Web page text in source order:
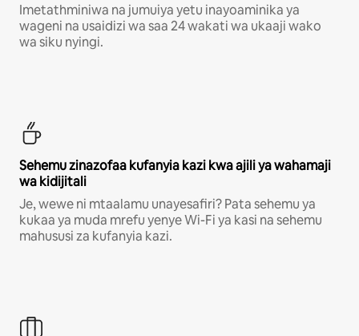
Imetathminiwa na jumuiya yetu inayoaminika ya
wageni na usaidizi wa saa 24 wakati wa ukaaji wako
wa siku nyingi.
Sehemu zinazofaa kufanyia kazi kwa ajili ya wahamaji
wa kidijitali
Je, wewe ni mtaalamu unayesafiri? Pata sehemu ya
kukaa ya muda mrefu yenye Wi-Fi ya kasi na sehemu
mahususi za kufanyia kazi.